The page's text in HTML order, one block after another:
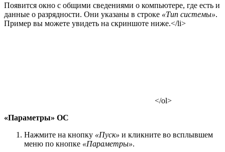
Появится окно с общими сведениями о компьютере, где есть и
данные о разрядности. Они указаны в строке «Тип системы».
Пример вы можете увидеть на скриншоте ниже.</li>
</ol>
«Параметры» ОС
Нажмите на кнопку «Пуск» и кликните во всплывшем
меню по кнопке «Параметры».